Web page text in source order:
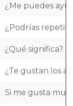
¿Me puedes
¿Podrías repetir
¿Qué significa?
¿Te gustan los
Si me gusta